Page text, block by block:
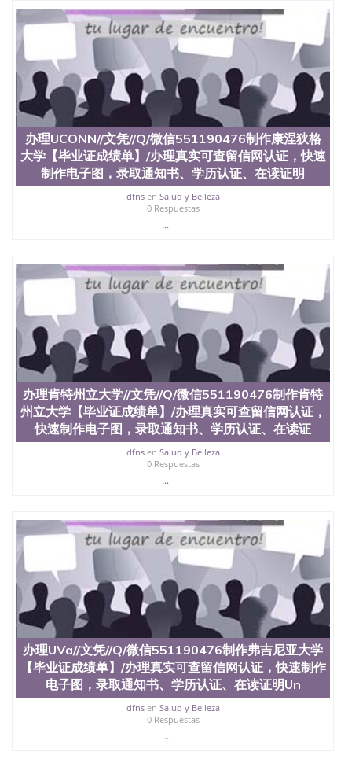
University）圣何塞州立大学学历证书（San Jose
State University）圣何塞州立大学学历证书（San
Jose State University）圣何塞州立大学学历证书
（San Jose State University）澳洲读书未毕业找人做
文凭学位qq微信551190476澳洲读CQU中央昆士兰大
学学历 绩单购买学位证书/澳洲读本科硕士做文凭/购
买澳洲大学毕业证成绩单假文凭学历
offieUniversityofSouthernQueensland 澳洲读书未毕
业找人做文凭学位qq微信551190476澳洲读CQU中央
昆士兰大学学历成绩单购买学位证书/澳洲读本科硕
士做文凭/购买澳洲大学毕业证成绩单假文凭学历办
理USF//文凭//Q/微信551190476制作南佛罗里达大学
【毕业证成绩单】/办理真实可查留信网认证，快速
制作电子图，录取通知书、学历认证、在读证明
University of South Florida-Main Campus
办理UCONN//文凭//Q/微信551190476制作康涅狄格
大学【毕业证成绩单】/办理真实可查留信网认证，快速
制作电子图，录取通知书、学历认证、在读证明
dfnsen Salud y Belleza
0 Respuestas
...
办理肯特州立大学//文凭//Q/微信551190476制作肯特
州立大学【毕业证成绩单】/办理真实可查留信网认证，
快速制作电子图，录取通知书、学历认证、在读证
dfnsen Salud y Belleza
0 Respuestas
...
办理UVa//文凭//Q/微信551190476制作弗吉尼亚大学
【毕业证成绩单】/办理真实可查留信网认证，快速制作
电子图，录取通知书、学历认证、在读证明Un
dfnsen Salud y Belleza
0 Respuestas
...